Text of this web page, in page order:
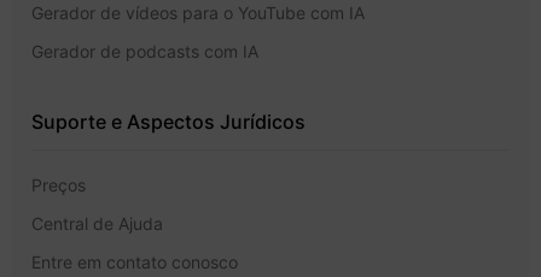
Gerador de vídeos para o YouTube com IA
Gerador de podcasts com IA
Suporte e Aspectos Jurídicos
Preços
Central de Ajuda
Entre em contato conosco